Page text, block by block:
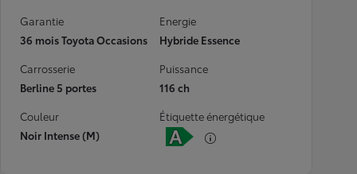
Garantie
36 mois Toyota Occasions
Energie
Hybride Essence
Carrosserie
Berline 5 portes
Puissance
116 ch
Couleur
Noir Intense (M)
Étiquette énergétique